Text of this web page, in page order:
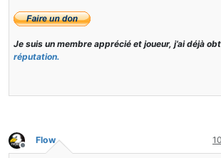
Je suis un membre apprécié et joueur, j’ai déjà
réputation.
Hors-ligne
Flow